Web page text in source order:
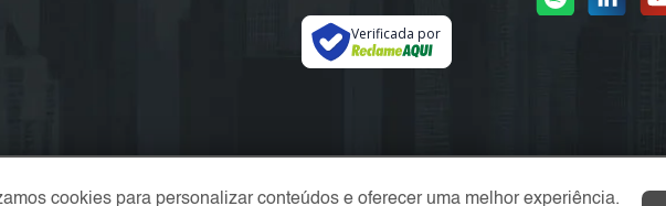
Verificada por
cookies para personalizar conteúdos e oferecer uma melhor experiência.